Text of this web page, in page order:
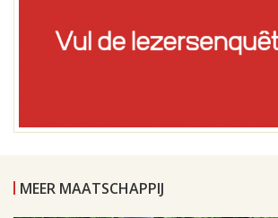
MEER MAATSCHAPPIJ